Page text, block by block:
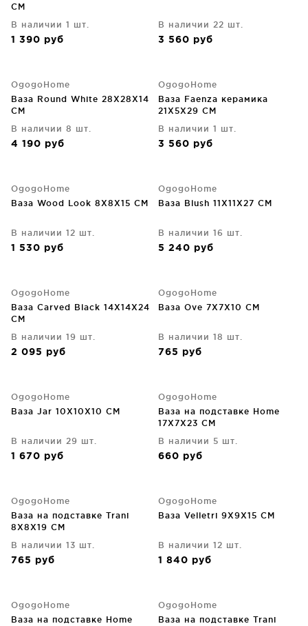
CM
В наличии 1 шт.
1 390 руб
В наличии 22 шт.
3 560 руб
OgogoHome
Ваза Round White 28X28X14
CM
В наличии 8 шт.
4 190 руб
OgogoHome
Ваза Faenza керамика
21X5X29 CM
В наличии 1 шт.
3 560 руб
OgogoHome
Ваза Wood Look 8X8X15 CM
В наличии 12 шт.
1 530 руб
OgogoHome
Ваза Blush 11X11X27 CM
В наличии 16 шт.
5 240 руб
OgogoHome
Ваза Carved Black 14X14X24
CM
В наличии 19 шт.
2 095 руб
OgogoHome
Ваза Ove 7X7X10 CM
В наличии 18 шт.
765 руб
OgogoHome
Ваза Jar 10X10X10 CM
В наличии 29 шт.
1 670 руб
OgogoHome
Ваза на подставке Home
17X7X23 CM
В наличии 5 шт.
660 руб
OgogoHome
Ваза на подставке Trani
8X8X19 CM
В наличии 13 шт.
765 руб
OgogoHome
Ваза Velletri 9X9X15 CM
В наличии 12 шт.
1 840 руб
OgogoHome
Ваза на подставке Home
OgogoHome
Ваза на подставке Trani